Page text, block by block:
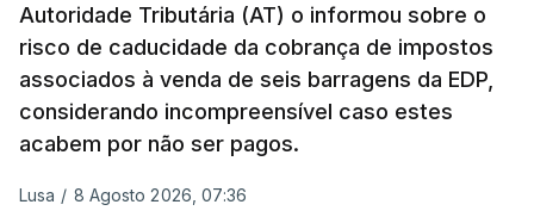
obras na Polícia Judiciária (PJ) até aos últimos dias,
em que até do Governo surgiram ordens para mais
inquéritos e averiguações aos seus mandatos à
frente da polícia criminal, Luís Neves está há
praticamente um mês sem sair do topo das
Autoridade Tributária (AT) o informou sobre o
risco de caducidade da cobrança de impostos
associados à venda de seis barragens da EDP,
considerando incompreensível caso estes
acabem por não ser pagos.
Lusa / 8 Agosto 2026, 07:36